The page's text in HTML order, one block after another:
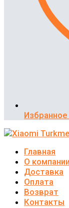
Избранное
Главная
О компании
Доставка
Оплата
Возврат
Контакты